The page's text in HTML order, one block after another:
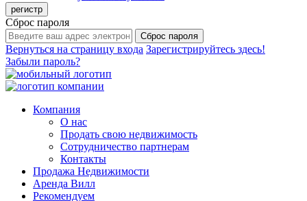
регистр
Сброс пароля
Сброс пароля
Вернуться на страницу входа Зарегистрируйтесь здесь!
Забыли пароль?
Компания
О нас
Продать свою недвижимость
Сотрудничество партнерам
Контакты
Продажа Недвижимости
Аренда Вилл
Рекомендуем